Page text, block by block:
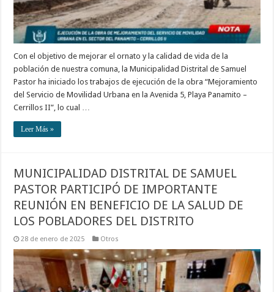
Con el objetivo de mejorar el ornato y la calidad de vida de la
población de nuestra comuna, la Municipalidad Distrital de Samuel
Pastor ha iniciado los trabajos de ejecución de la obra “Mejoramiento
del Servicio de Movilidad Urbana en la Avenida 5, Playa Panamito –
Cerrillos II”, lo cual …
Leer Más »
MUNICIPALIDAD DISTRITAL DE SAMUEL
PASTOR PARTICIPÓ DE IMPORTANTE
REUNIÓN EN BENEFICIO DE LA SALUD DE
LOS POBLADORES DEL DISTRITO
28 de enero de 2025 Otros